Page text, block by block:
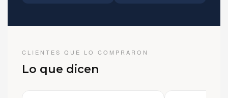
CLIENTES QUE LO COMPRARON
Lo que dicen